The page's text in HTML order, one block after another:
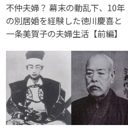
不仲夫婦？ 幕末の動乱下、10年
の別居婚を経験した徳川慶喜と
一条美賀子の夫婦生活【前編】